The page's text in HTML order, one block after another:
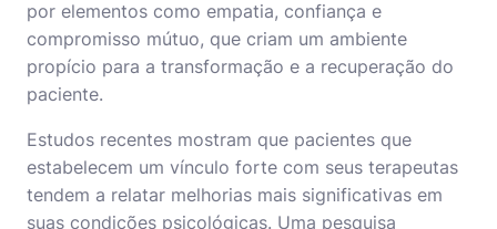
por elementos como empatia, confiança e
compromisso mútuo, que criam um ambiente
propício para a transformação e a recuperação do
paciente.
Estudos recentes mostram que pacientes que
estabelecem um vínculo forte com seus terapeutas
tendem a relatar melhorias mais significativas em
suas condições psicológicas. Uma pesquisa